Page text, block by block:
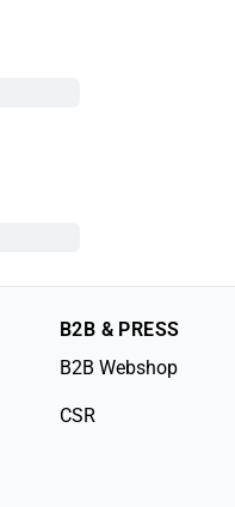
B2B & PRESS
B2B Webshop
CSR